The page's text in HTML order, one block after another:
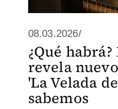
08.03.2026/
¿Qué
revela
'La Velada
sabemos